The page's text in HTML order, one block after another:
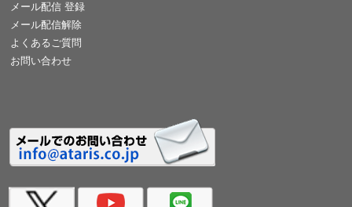
メール配信 登録
メール配信解除
よくあるご質問
お問い合わせ